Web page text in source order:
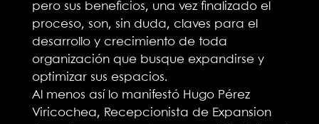
pero sus beneficios, una vez finalizado el
proceso, son, sin duda, claves para el
desarrollo y crecimiento de toda
organización que busque expandirse y
optimizar sus espacios.
Al menos así lo manifestó Hugo Pérez
Viricochea, Recepcionista de Expansion